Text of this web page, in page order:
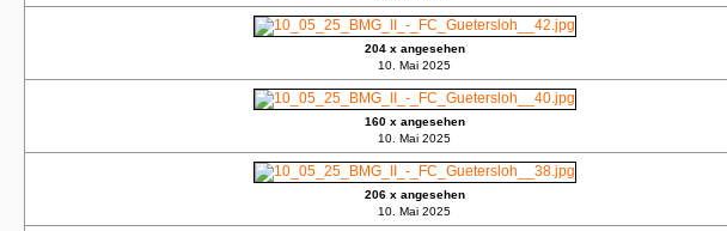
204 x angesehen
10. Mai 2025
160 x angesehen
10. Mai 2025
206 x angesehen
10. Mai 2025